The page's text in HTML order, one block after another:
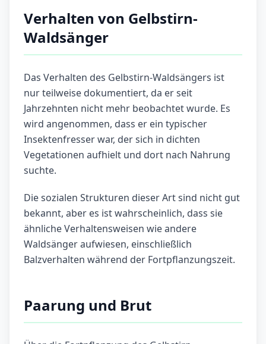
Verhalten von Gelbstirn-
Waldsänger
Das Verhalten des Gelbstirn-Waldsängers ist
nur teilweise dokumentiert, da er seit
Jahrzehnten nicht mehr beobachtet wurde. Es
wird angenommen, dass er ein typischer
Insektenfresser war, der sich in dichten
Vegetationen aufhielt und dort nach Nahrung
suchte.
Die sozialen Strukturen dieser Art sind nicht gut
bekannt, aber es ist wahrscheinlich, dass sie
ähnliche Verhaltensweisen wie andere
Waldsänger aufwiesen, einschließlich
Balzverhalten während der Fortpflanzungszeit.
Paarung und Brut